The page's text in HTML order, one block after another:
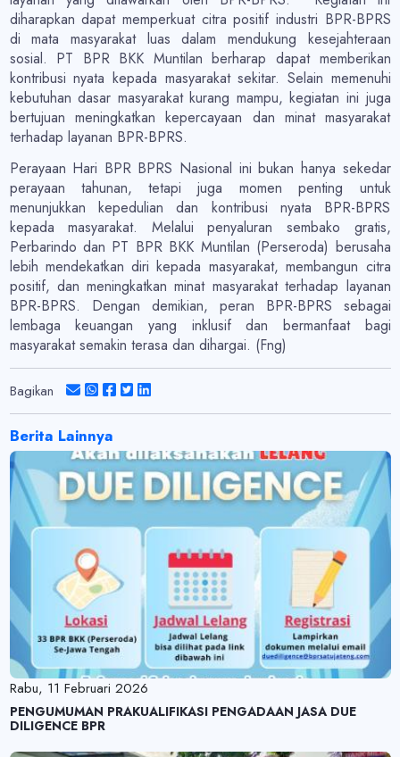
diharapkan dapat memperkuat citra positif industri BPR-BPRS
di mata masyarakat luas dalam mendukung kesejahteraan
sosial. PT BPR BKK Muntilan berharap dapat memberikan
kontribusi nyata kepada masyarakat sekitar. Selain memenuhi
kebutuhan dasar masyarakat kurang mampu, kegiatan ini juga
bertujuan meningkatkan kepercayaan dan minat masyarakat
terhadap layanan BPR-BPRS.
Perayaan Hari BPR BPRS Nasional ini bukan hanya sekedar
perayaan tahunan, tetapi juga momen penting untuk
menunjukkan kepedulian dan kontribusi nyata BPR-BPRS
kepada masyarakat. Melalui penyaluran sembako gratis,
Perbarindo dan PT BPR BKK Muntilan (Perseroda) berusaha
lebih mendekatkan diri kepada masyarakat, membangun citra
positif, dan meningkatkan minat masyarakat terhadap layanan
BPR-BPRS. Dengan demikian, peran BPR-BPRS sebagai
lembaga keuangan yang inklusif dan bermanfaat bagi
masyarakat semakin terasa dan dihargai. (Fng)
Bagikan
Berita Lainnya
Rabu, 11 Februari 2026
PENGUMUMAN PRAKUALIFIKASI PENGADAAN JASA DUE
DILIGENCE BPR